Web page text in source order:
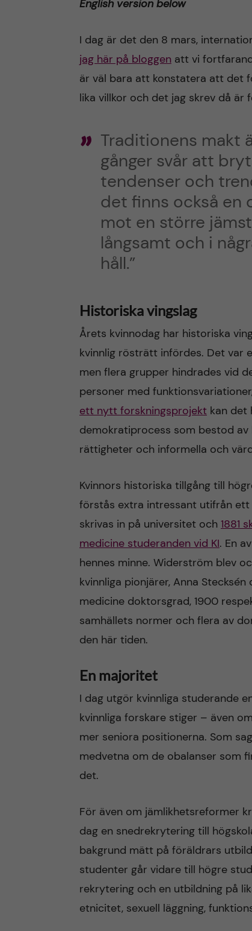
English version below
I dag är det den 8 mars,
jag här på bloggen att vi
är väl bara att konstatera att det
lika villkor och det jag skrev då är
Traditionens makt
gånger svår att
tendenser och
det finns också en
mot en större
långsamt och i
håll.”
Historiska vingslag
Årets kvinnodag har historiska
kvinnlig rösträtt infördes. Det var
men flera grupper hindrades vid
personer med
ett nytt forskningsprojekt kan det
demokratiprocess som bestod
rättigheter och informella och
Kvinnors historiska tillgång till
förstås extra intressant utifrån
skrivas in på universitet och 1881
medicine studeranden vid KI. En
hennes minne. Widerström blev
kvinnliga pionjärer, Anna
medicine doktorsgrad, 1900
samhällets normer och flera av
den här tiden.
En majoritet
I dag utgör kvinnliga studerande
kvinnliga forskare stiger – även
mer seniora positionerna. Som
medvetna om de obalanser som
det.
För även om jämlikhetsreformer
dag en snedrekrytering till
bakgrund mätt på föräldrars
studenter går vidare till högre
rekrytering och en utbildning på
etnicitet, sexuell läggning,